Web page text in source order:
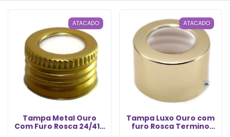
ATACADO
Tampa Metal Ouro
Com Furo Rosca 24/410
ATACADO
Tampa Luxo Ouro com
furo Rosca Termino